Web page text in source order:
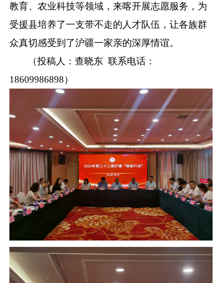
教育、农业科技等领域，来喀开展志愿服务，为
受援县培养了一支带不走的人才队伍， 让各族群
众真切感受到了沪疆一家亲的深厚情谊。
（投稿人：查晓东联系电话：
18609986898）